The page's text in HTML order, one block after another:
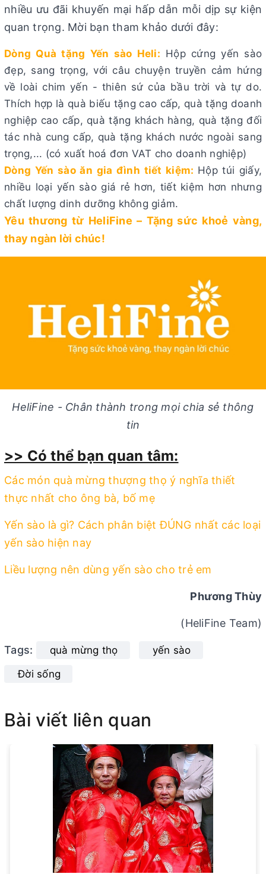
nhiều ưu đãi khuyến mại hấp dẫn mỗi dịp sự kiện
quan trọng. Mời bạn tham khảo dưới đây:
Dòng Quà tặng Yến sào Heli: Hộp cứng yến sào
đẹp, sang trọng, với câu chuyện truyền cảm hứng
về loài chim yến - thiên sứ của bầu trời và tự do.
Thích hợp là quà biếu tặng cao cấp, quà tặng doanh
nghiệp cao cấp, quà tặng khách hàng, quà tặng đối
tác nhà cung cấp, quà tặng khách nước ngoài sang
trọng,... (có xuất hoá đơn VAT cho doanh nghiệp)
Dòng Yến sào ăn gia đình tiết kiệm: Hộp túi giấy,
nhiều loại yến sào giá rẻ hơn, tiết kiệm hơn nhưng
chất lượng dinh dưỡng không giảm.
Yêu thương từ HeliFine – Tặng sức khoẻ vàng,
thay ngàn lời chúc!
HeliFine - Chân thành trong mọi chia sẻ thông
tin
>> Có thể bạn quan tâm:
Các món quà mừng thượng thọ ý nghĩa thiết
thực nhất cho ông bà, bố mẹ
Yến sào là gì? Cách phân biệt ĐÚNG nhất các loại
yến sào hiện nay
Liều lượng nên dùng yến sào cho trẻ em
Phương Thùy
(HeliFine Team)
Tags: quà mừng thọ
yến sào
Đời sống
Bài viết liên quan